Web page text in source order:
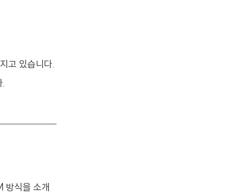
고 있습니다.
방식을 소개